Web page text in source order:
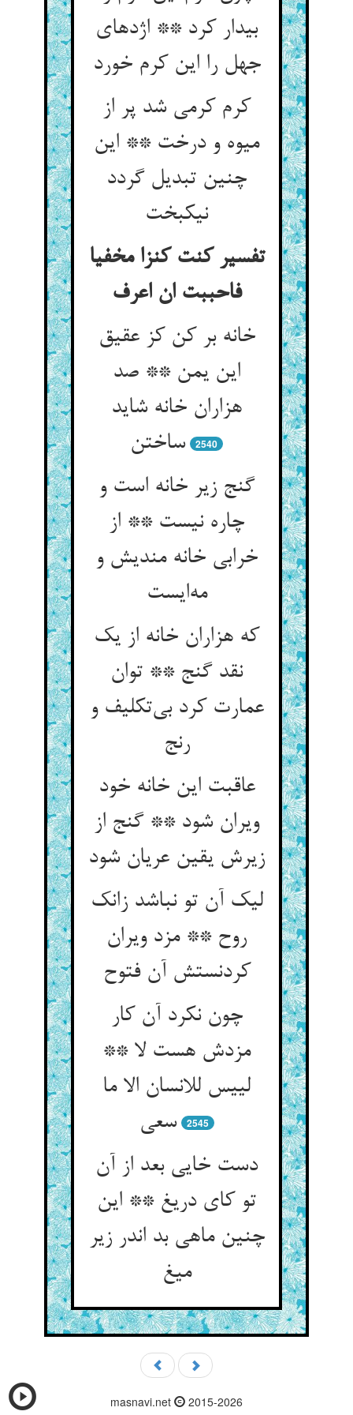
بیدار کرد ** اژدهای
جهل را این کرم خورد
کرم کرمی شد پر از
میوه و درخت ** این
چنین تبدیل گردد
نیکبخت
تفسیر کنت کنزا مخفیا
فاحببت ان اعرف
خانه بر کن کز عقیق
این یمن ** صد
هزاران خانه شاید
ساختن
2540
گنج زیر خانه است و
چاره نیست ** از
خرابی خانه مندیش و
مه‌ایست
که هزاران خانه از یک
نقد گنج ** توان
عمارت کرد بی‌تکلیف و
رنج
عاقبت این خانه خود
ویران شود ** گنج از
زیرش یقین عریان شود
لیک آن تو نباشد زانک
روح ** مزد ویران
کردنستش آن فتوح
چون نکرد آن کار
مزدش هست لا **
لییس للانسان الا ما
سعی
2545
دست خایی بعد از آن
تو کای دریغ ** این
چنین ماهی بد اندر زیر
میغ
masnavi.net 2015-2026